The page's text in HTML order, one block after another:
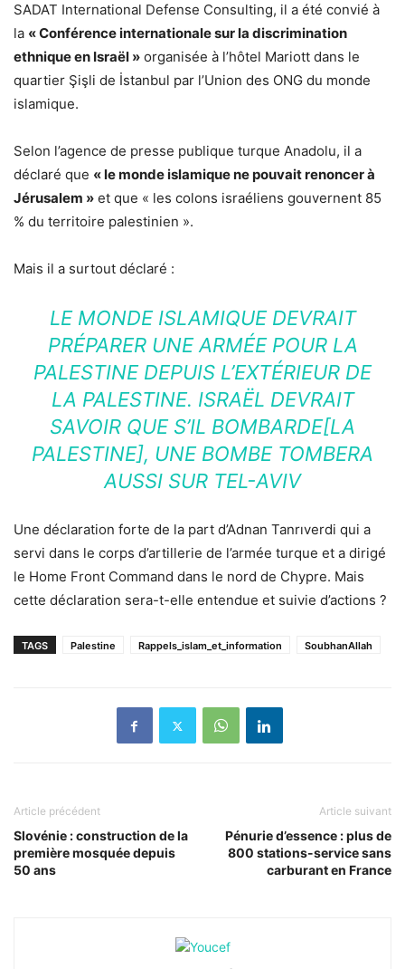
SADAT International Defense Consulting, il a été convié à
la « Conférence internationale sur la discrimination
ethnique en Israël » organisée à l’hôtel Mariott dans le
quartier Şişli de İstanbul par l’Union des ONG du monde
islamique.
Selon l’agence de presse publique turque Anadolu, il a
déclaré que « le monde islamique ne pouvait renoncer à
Jérusalem » et que « les colons israéliens gouvernent 85
% du territoire palestinien ».
Mais il a surtout déclaré :
LE MONDE ISLAMIQUE DEVRAIT
PRÉPARER UNE ARMÉE POUR LA
PALESTINE DEPUIS L’EXTÉRIEUR DE
LA PALESTINE. ISRAËL DEVRAIT
SAVOIR QUE S’IL BOMBARDE[LA
PALESTINE], UNE BOMBE TOMBERA
AUSSI SUR TEL-AVIV
Une déclaration forte de la part d’Adnan Tanrıverdi qui a
servi dans le corps d’artillerie de l’armée turque et a dirigé
le Home Front Command dans le nord de Chypre. Mais
cette déclaration sera-t-elle entendue et suivie d’actions ?
TAGS Palestine Rappels_islam_et_information SoubhanAllah
Article précédent
Slovénie : construction de la
première mosquée depuis
50 ans
Article suivant
Pénurie d’essence : plus de
800 stations-service sans
carburant en France